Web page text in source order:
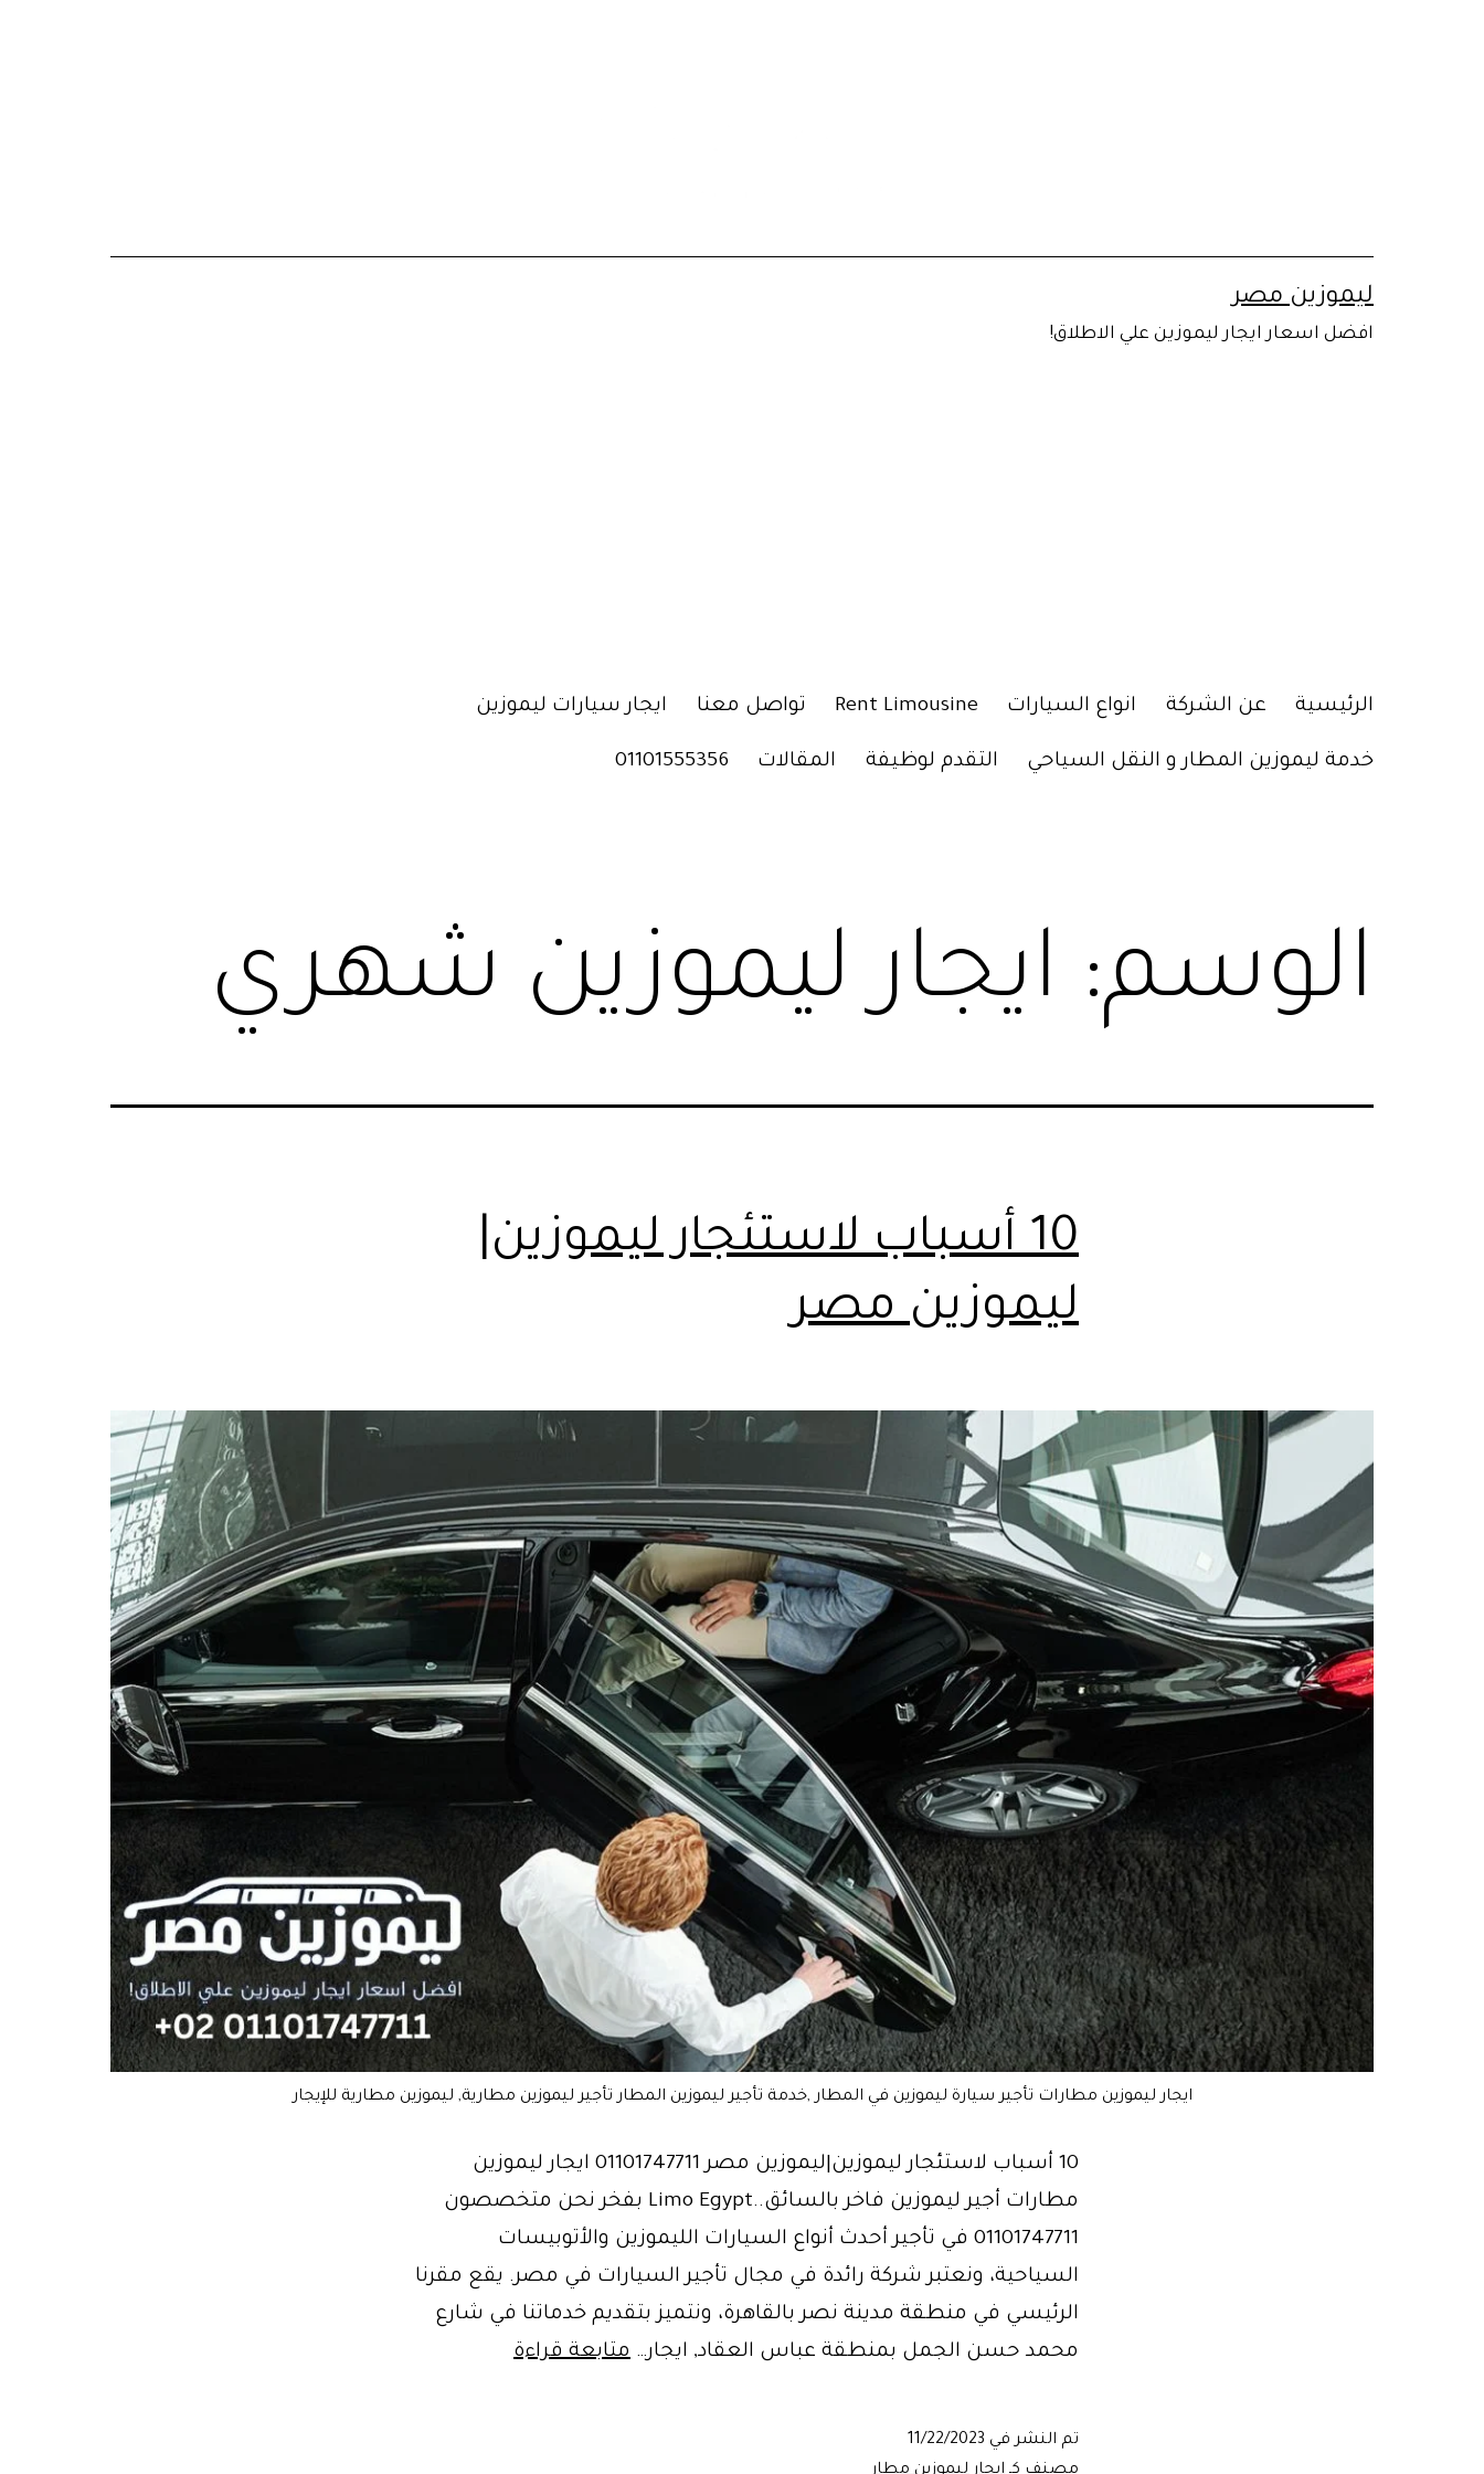
ليموزين مصر
افضل اسعار ايجار ليموزين علي الاطلاق!
الرئيسية عن الشركة انواع السيارات Rent Limousine تواصل معنا ايجار سيارات ليموزين
خدمة ليموزين المطار و النقل السياحي التقدم لوظيفة المقالات 01101555356
الوسم: ايجار ليموزين شهري
10 أسباب لاستئجار ليموزين|
ليموزين مصر
ايجار ليموزين مطارات تأجير سيارة ليموزين في المطار ,خدمة تأجير ليموزين المطار تأجير ليموزين مطارية, ليموزين مطارية للإيجار
10 أسباب لاستئجار ليموزين|ليموزين مصر 01101747711 ايجار ليموزين
مطارات أجير ليموزين فاخر بالسائق..Limo Egypt بفخر نحن متخصصون
01101747711 في تأجير أحدث أنواع السيارات الليموزين والأتوبيسات
السياحية، ونعتبر شركة رائدة في مجال تأجير السيارات في مصر. يقع مقرنا
الرئيسي في منطقة مدينة نصر بالقاهرة، ونتميز بتقديم خدماتنا في شارع
محمد حسن الجمل بمنطقة عباس العقاد, ايجار… متابعة قراءة
تم النشر في 11/22/2023
مصنف كـ ايجار ليموزين مطار